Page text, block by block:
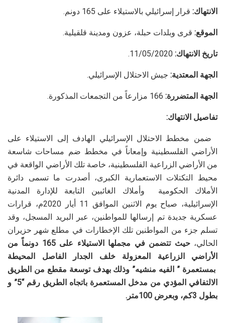
الانتهاك: قرار إسرائيلي بالاستيلاء على 165 دونم.
الموقع: قرى وبلدات حبلة، عزون ومدينة قلقيلية.
تاريخ الانتهاك:
الجهة المعتدية: جيش الاحتلال الإسرائيلي.
الجهة المتضررة:
تفاصيل الانتهاك:
ضمن مخطط الاحتلال الإسرائيلي الهادف إلى الاستيلاء على
الأراضي الفلسطينية وإمعاناً في مخطط ضم مساحات شاسعة
من الأراضي الزراعية الفلسطينية، خاصة تلك الأراضي الواقعة في
محيط التكتلات الاستعمارية الكبرى، أصدرت ما تسمى دائرة
الأملاك الحكومية وأملاك الغائبين التابعة للإدارة المدنية
الإسرائيلية، صباح يوم الاثنين الموافق 11 أيار 2020م، قرارات
عسكرية جديدة تم إرسالها للمواطنين، عبر البريد المسجل، وقد
تسلم جزء من المواطنين تلك الإخطارات في مطلع شهر حزيران
الحالي،
حيث تتضمن في مجملها الاستيلاء على 165 دونماً من
الأراضي الزراعية المعزولة خلف الجدار الفاصل المحيطة
بمستعمرة ” الفيه منشيه” وذلك بهدف توسعة مقطع من الطريق
الالتفافي المؤدي من مدخل المستعمرة باتجاه الطريق رقم “5” و
بطول 3كم، وبعرض 100متر.